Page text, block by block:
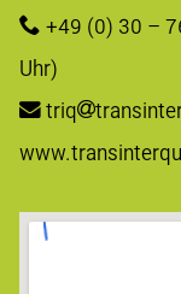
+49 (0) 30 –
Uhr)
triq